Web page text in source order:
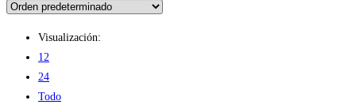
Visualización:
12
24
Todo